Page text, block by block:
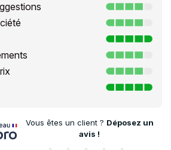
Vous êtes un client ? Déposez un
avis !